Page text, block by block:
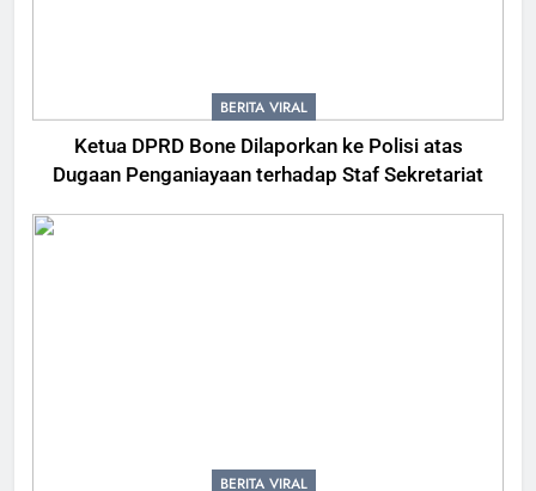
BERITA VIRAL
Ketua DPRD Bone Dilaporkan ke Polisi atas
Dugaan Penganiayaan terhadap Staf Sekretariat
BERITA VIRAL